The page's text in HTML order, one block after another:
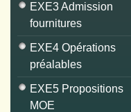
EXE3 Admission
fournitures
EXE4 Opérations
préalables
EXE5 Propositions
MOE